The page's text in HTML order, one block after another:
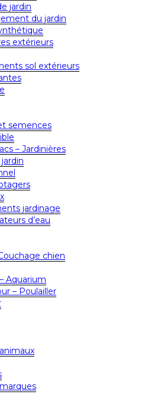
jardin
du jardin
extérieurs
sol extérieurs
semences
– Jardinières
jardinage
d’eau
chien
Aquarium
– Poulailler